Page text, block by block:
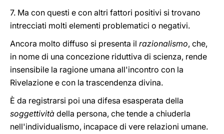
7. Ma con questi e con altri fattori positivi si trovano
intrecciati molti elementi problematici o negativi.
Ancora molto diffuso si presenta il razionalismo, che,
in nome di una concezione riduttiva di scienza, rende
insensibile la ragione umana all'incontro con la
Rivelazione e con la trascendenza divina.
È da registrarsi poi una difesa esasperata della
soggettività della persona, che tende a chiuderla
nell'individualismo, incapace di vere relazioni umane.